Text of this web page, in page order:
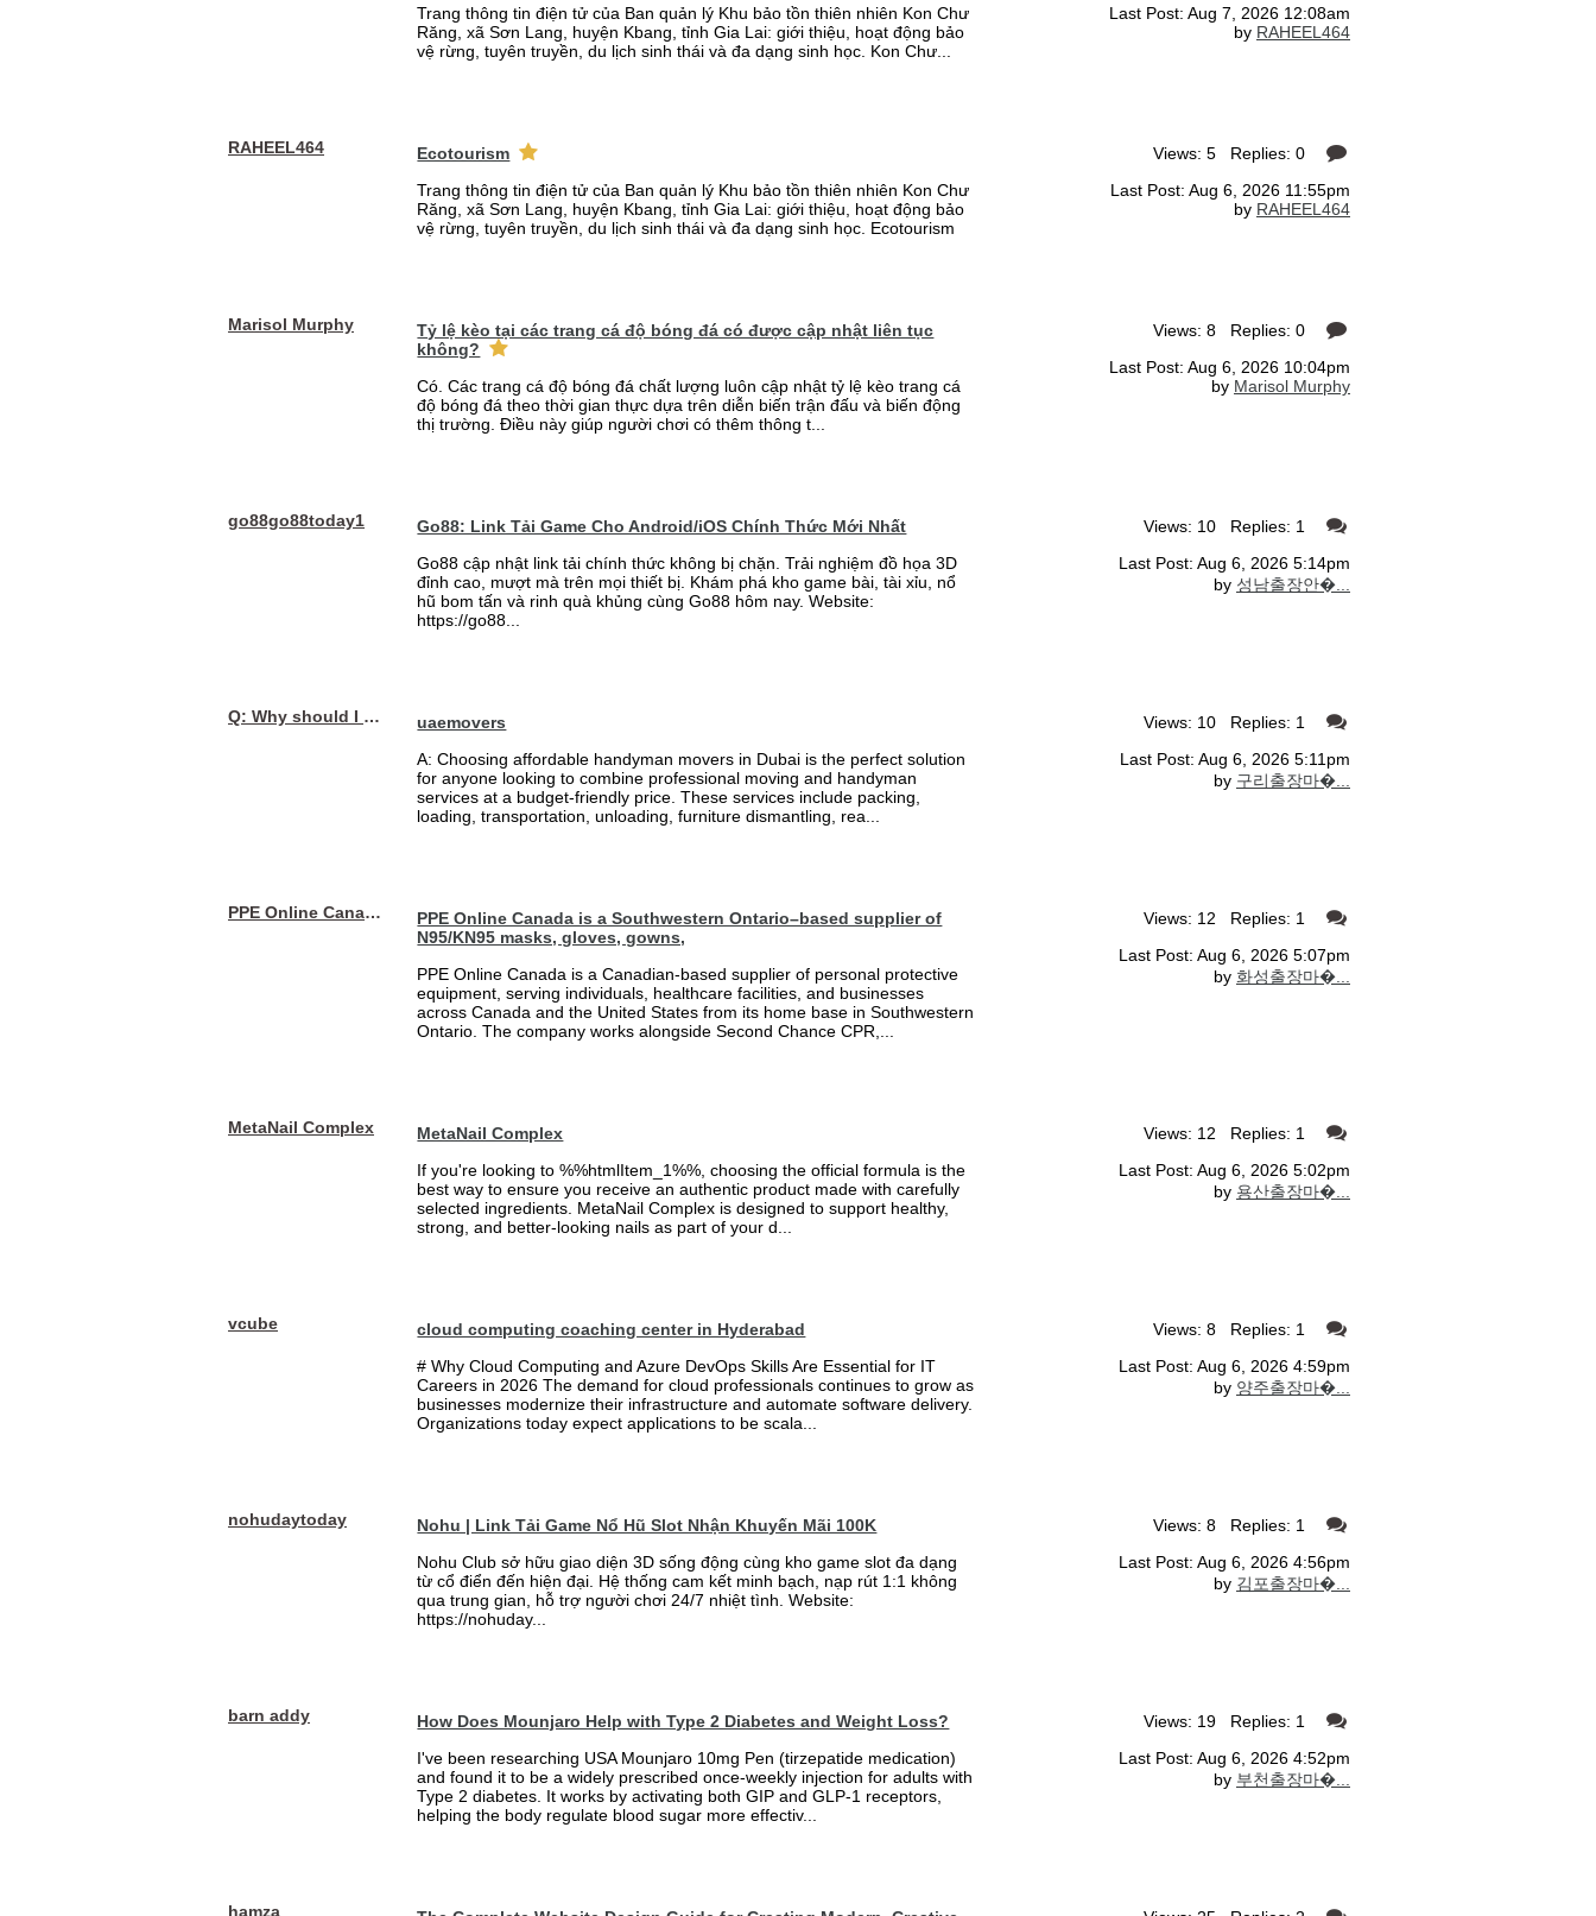
Trang thông tin điện tử của Ban quản lý Khu bảo tồn thiên nhiên Kon Chư
Răng, xã Sơn Lang, huyện Kbang, tỉnh Gia Lai: giới thiệu, hoạt động bảo
vệ rừng, tuyên truyền, du lịch sinh thái và đa dạng sinh học. Kon Chư...
Last Post: Aug 7, 2026 12:08am
by RAHEEL464
RAHEEL464
Ecotourism
Trang thông tin điện tử của Ban quản lý Khu bảo tồn thiên nhiên Kon Chư
Răng, xã Sơn Lang, huyện Kbang, tỉnh Gia Lai: giới thiệu, hoạt động bảo
vệ rừng, tuyên truyền, du lịch sinh thái và đa dạng sinh học. Ecotourism
Views: 5 Replies: 0
Last Post: Aug 6, 2026 11:55pm
by RAHEEL464
Marisol Murphy
Tỷ lệ kèo tại các trang cá độ bóng đá có được cập nhật liên tục
không?
Có. Các trang cá độ bóng đá chất lượng luôn cập nhật tỷ lệ kèo trang cá
độ bóng đá theo thời gian thực dựa trên diễn biến trận đấu và biến động
thị trường. Điều này giúp người chơi có thêm thông t...
Views: 8 Replies: 0
Last Post: Aug 6, 2026 10:04pm
by Marisol Murphy
go88go88today1
Go88: Link Tải Game Cho Android/iOS Chính Thức Mới Nhất
Go88 cập nhật link tải chính thức không bị chặn. Trải nghiệm đồ họa 3D
đỉnh cao, mượt mà trên mọi thiết bị. Khám phá kho game bài, tài xỉu, nổ
hũ bom tấn và rinh quà khủng cùng Go88 hôm nay. Website:
https://go88...
Views: 10 Replies: 1
Last Post: Aug 6, 2026 5:14pm
by 성남출장안�...
Q: Why should I choose affordable handyman movers in Dubai for my relocation and maintenance needs?
uaemovers
A: Choosing affordable handyman movers in Dubai is the perfect solution
for anyone looking to combine professional moving and handyman
services at a budget-friendly price. These services include packing,
loading, transportation, unloading, furniture dismantling, rea...
Views: 10 Replies: 1
Last Post: Aug 6, 2026 5:11pm
by 구리출장마�...
PPE Online Canada – Bulk PPE Supplier | N95, Gloves, Masks & Medical Supplies
PPE Online Canada is a Southwestern Ontario–based supplier of
N95/KN95 masks, gloves, gowns,
PPE Online Canada is a Canadian-based supplier of personal protective
equipment, serving individuals, healthcare facilities, and businesses
across Canada and the United States from its home base in Southwestern
Ontario. The company works alongside Second Chance CPR,...
Views: 12 Replies: 1
Last Post: Aug 6, 2026 5:07pm
by 화성출장마�...
MetaNail Complex
MetaNail Complex
If you're looking to %%htmlItem_1%%, choosing the official formula is the
best way to ensure you receive an authentic product made with carefully
selected ingredients. MetaNail Complex is designed to support healthy,
strong, and better-looking nails as part of your d...
Views: 12 Replies: 1
Last Post: Aug 6, 2026 5:02pm
by 용산출장마�...
vcube
cloud computing coaching center in Hyderabad
# Why Cloud Computing and Azure DevOps Skills Are Essential for IT
Careers in 2026 The demand for cloud professionals continues to grow as
businesses modernize their infrastructure and automate software delivery.
Organizations today expect applications to be scala...
Views: 8 Replies: 1
Last Post: Aug 6, 2026 4:59pm
by 양주출장마�...
nohudaytoday
Nohu | Link Tải Game Nổ Hũ Slot Nhận Khuyến Mãi 100K
Nohu Club sở hữu giao diện 3D sống động cùng kho game slot đa dạng
từ cổ điển đến hiện đại. Hệ thống cam kết minh bạch, nạp rút 1:1 không
qua trung gian, hỗ trợ người chơi 24/7 nhiệt tình. Website:
https://nohuday...
Views: 8 Replies: 1
Last Post: Aug 6, 2026 4:56pm
by 김포출장마�...
barn addy
How Does Mounjaro Help with Type 2 Diabetes and Weight Loss?
I've been researching USA Mounjaro 10mg Pen (tirzepatide medication)
and found it to be a widely prescribed once-weekly injection for adults with
Type 2 diabetes. It works by activating both GIP and GLP-1 receptors,
helping the body regulate blood sugar more effectiv...
Views: 19 Replies: 1
Last Post: Aug 6, 2026 4:52pm
by 부천출장마�...
hamza